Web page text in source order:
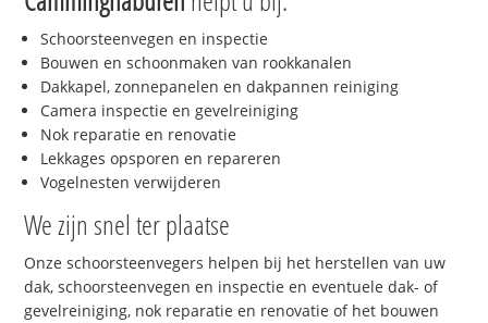
Schoorsteenvegen en inspectie
Bouwen en schoonmaken van rookkanalen
Dakkapel, zonnepanelen en dakpannen reiniging
Camera inspectie en gevelreiniging
Nok reparatie en renovatie
Lekkages opsporen en repareren
Vogelnesten verwijderen
We zijn snel ter plaatse
Onze schoorsteenvegers helpen bij het herstellen van uw
dak, schoorsteenvegen en inspectie en eventuele dak- of
gevelreiniging, nok reparatie en renovatie of het bouwen